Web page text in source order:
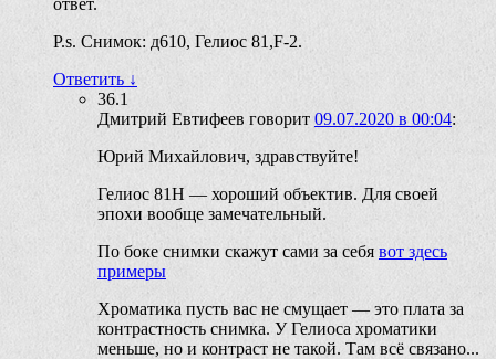
ответ.
P.s. Снимок: д610, Гелиос 81,F-2.
Ответить ↓
36.1
Дмитрий Евтифеев говорит 09.07.2020 в 00:04:
Юрий Михайлович, здравствуйте!
Гелиос 81Н — хороший объектив. Для своей
эпохи вообще замечательный.
По боке снимки скажут сами за себя вот здесь
примеры
Хроматика пусть вас не смущает — это плата за
контрастность снимка. У Гелиоса хроматики
меньше, но и контраст не такой. Там всё связано...